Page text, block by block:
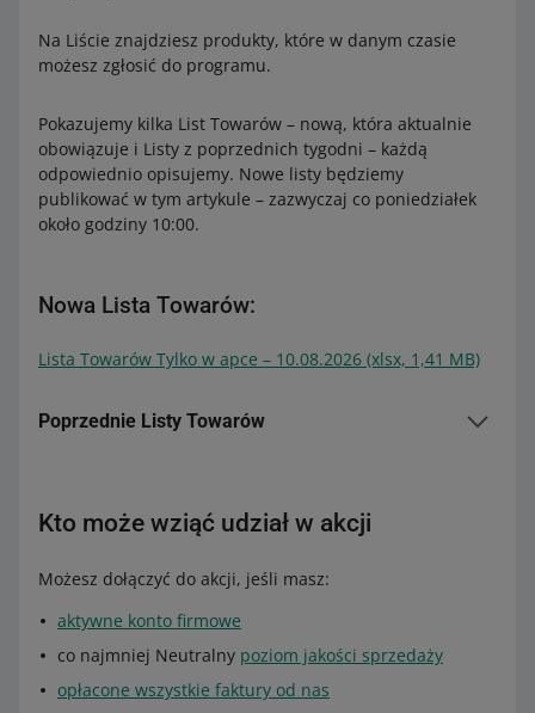
Na Liście znajdziesz produkty, które w danym czasie
możesz zgłosić do programu.
Pokazujemy kilka List Towarów – nową, która aktualnie
obowiązuje i Listy z poprzednich tygodni – każdą
odpowiednio opisujemy. Nowe listy będziemy
publikować w tym artykule – zazwyczaj co poniedziałek
około godziny 10:00.
Nowa Lista Towarów:
Lista Towarów Tylko w apce – 10.08.2026 (xlsx, 1,41 MB)
Poprzednie Listy Towarów
MB)
MB)
Lista Towarów Tylko w apce – 13.07.2026 (xlsx, 1,41
Kto może wziąć udział w akcji
Możesz dołączyć do akcji, jeśli masz:
aktywne konto firmowe
co najmniej Neutralny poziom jakości sprzedaży
opłacone wszystkie faktury od nas